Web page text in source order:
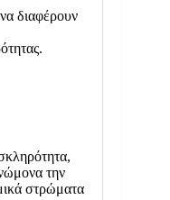
διαφέρουν
την
στρώματα